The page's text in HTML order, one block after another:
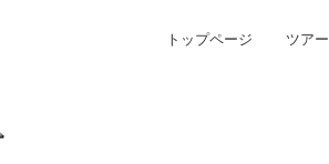
トップページ ツアー